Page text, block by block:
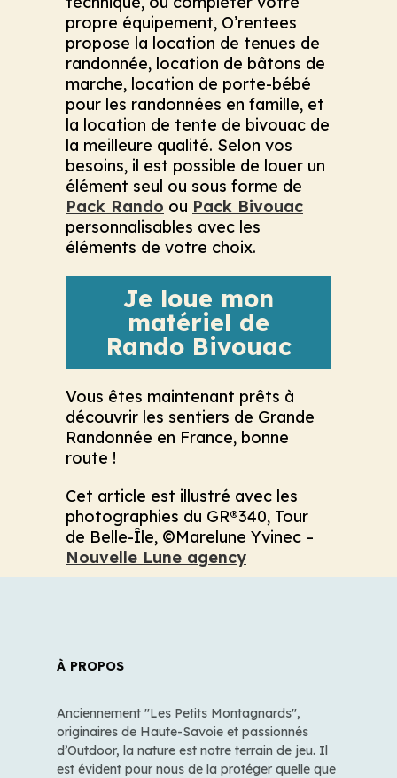
propre équipement, O’rentees
propose la location de tenues de
randonnée, location de bâtons de
marche, location de porte-bébé
pour les randonnées en famille, et
la location de tente de bivouac de
la meilleure qualité. Selon vos
besoins, il est possible de louer un
élément seul ou sous forme de
Pack Rando ou Pack Bivouac
personnalisables avec les
éléments de votre choix.
Je loue mon
matériel de
Rando Bivouac
Vous êtes maintenant prêts à
découvrir les sentiers de Grande
Randonnée en France, bonne
route !
Cet article est illustré avec les
photographies du GR®340, Tour
de Belle-Île, ©Marelune Yvinec –
Nouvelle Lune agency
À PROPOS
Anciennement "Les Petits Montagnards",
originaires de Haute-Savoie et passionnés
d’Outdoor, la nature est notre terrain de jeu. Il
est évident pour nous de la protéger quelle que